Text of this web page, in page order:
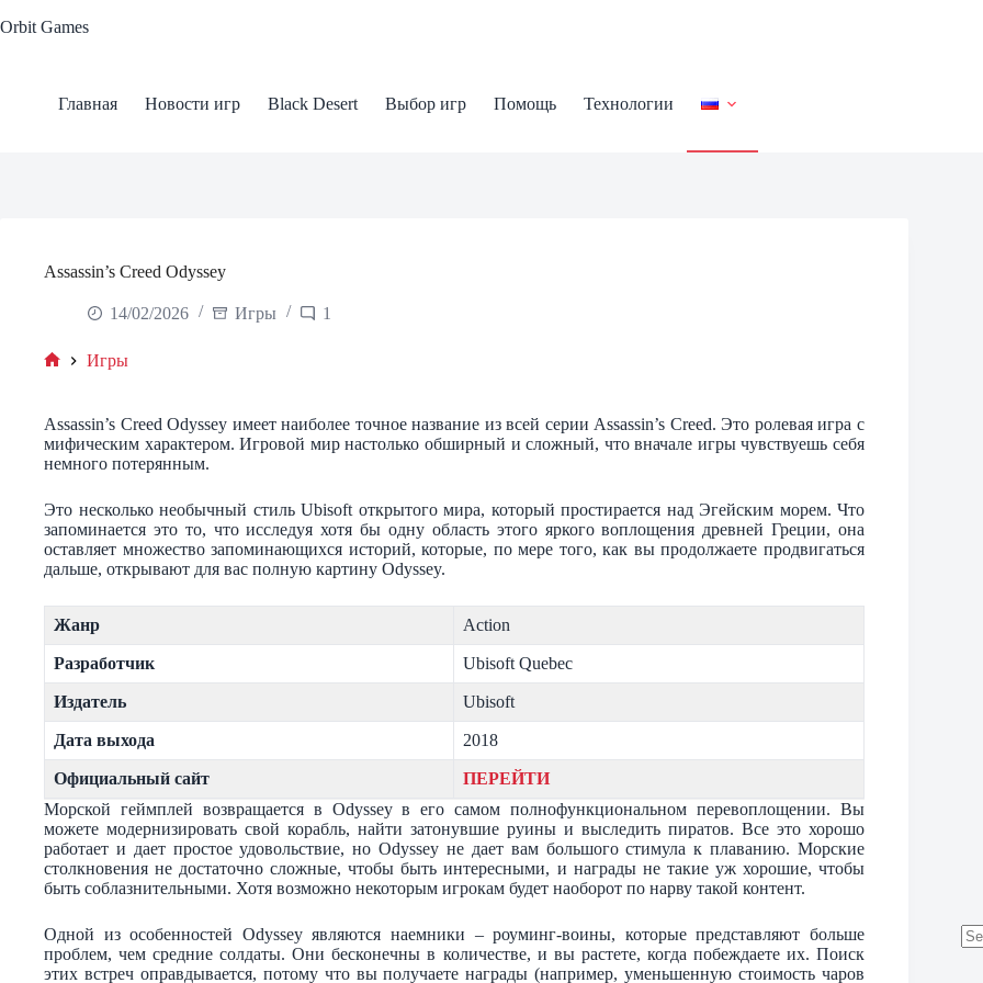
to
Orbit Games
Главная Новости игр Black Desert Выбор игр Помощь Технологии
Assassin’s Creed Odyssey
14/02/2026 Игры 1
Игры
Assassin’s Creed Odyssey имеет наиболее точное название из всей серии Assassin’s Creed. Это ролевая игра с
мифическим характером. Игровой мир настолько обширный и сложный, что вначале игры чувствуешь себя
немного потерянным.
Это несколько необычный стиль Ubisoft открытого мира, который простирается над Эгейским морем. Что
запоминается это то, что исследуя хотя бы одну область этого яркого воплощения древней Греции, она
оставляет множество запоминающихся историй, которые, по мере того, как вы продолжаете продвигаться
дальше, открывают для вас полную картину Odyssey.
Жанр Action
Разработчик Ubisoft Quebec
Издатель Ubisoft
Дата выхода 2018
Официальный сайт
ПЕРЕЙТИ
Морской геймплей возвращается в Odyssey в его самом полнофункциональном перевоплощении. Вы
можете модернизировать свой корабль, найти затонувшие руины и выследить пиратов. Все это хорошо
работает и дает простое удовольствие, но Odyssey не дает вам большого стимула к плаванию. Морские
столкновения не достаточно сложные, чтобы быть интересными, и награды не такие уж хорошие, чтобы
быть соблазнительными. Хотя возможно некоторым игрокам будет наоборот по нарву такой контент.
Одной из особенностей Odyssey являются наемники – роуминг-воины, которые представляют больше
проблем, чем средние солдаты. Они бесконечны в количестве, и вы растете, когда побеждаете их. Поиск
этих встреч оправдывается, потому что вы получаете награды (например, уменьшенную стоимость чаров